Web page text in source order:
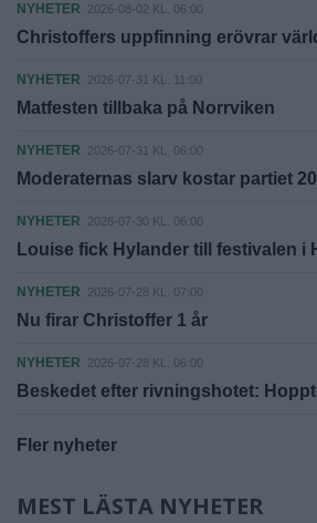
NYHETER 2026-08-02 KL. 06:00
Christoffers uppfinning erövrar
NYHETER 2026-07-31 KL. 11:00
Matfesten tillbaka på Norrviken
NYHETER 2026-07-31 KL. 06:00
Moderaternas slarv kostar partiet
NYHETER 2026-07-30 KL. 06:00
Louise fick Hylander till festivalen i
NYHETER 2026-07-28 KL. 07:00
Nu firar Christoffer 1 år
NYHETER 2026-07-28 KL. 06:00
Beskedet efter rivningshotet:
Fler nyheter
MEST LÄSTA NYHETER